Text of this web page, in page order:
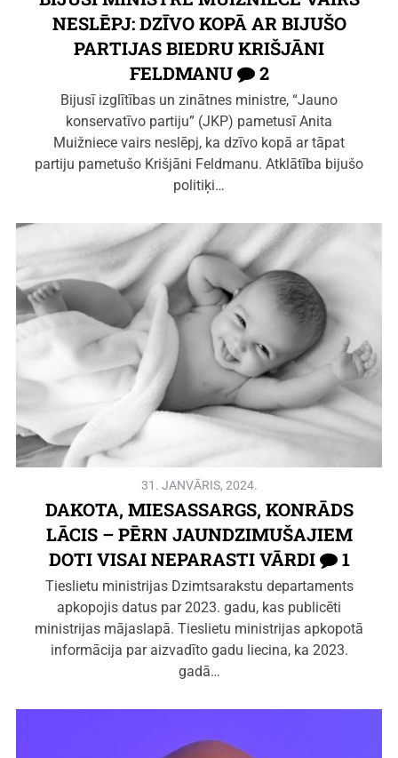
NESLĒPJ: DZĪVO KOPĀ AR BIJUŠO
PARTIJAS BIEDRU KRIŠJĀNI
FELDMANU
2
Bijusī izglītības un zinātnes ministre, “Jauno
konservatīvo partiju” (JKP) pametusī Anita
Muižniece vairs neslēpj, ka dzīvo kopā ar tāpat
partiju pametušo Krišjāni Feldmanu. Atklātība bijušo
politiķi…
31. JANVĀRIS, 2024.
DAKOTA, MIESASSARGS, KONRĀDS
LĀCIS – PĒRN JAUNDZIMUŠAJIEM
DOTI VISAI NEPARASTI VĀRDI
1
Tieslietu ministrijas Dzimtsarakstu departaments
apkopojis datus par 2023. gadu, kas publicēti
ministrijas mājaslapā. Tieslietu ministrijas apkopotā
informācija par aizvadīto gadu liecina, ka 2023.
gadā…